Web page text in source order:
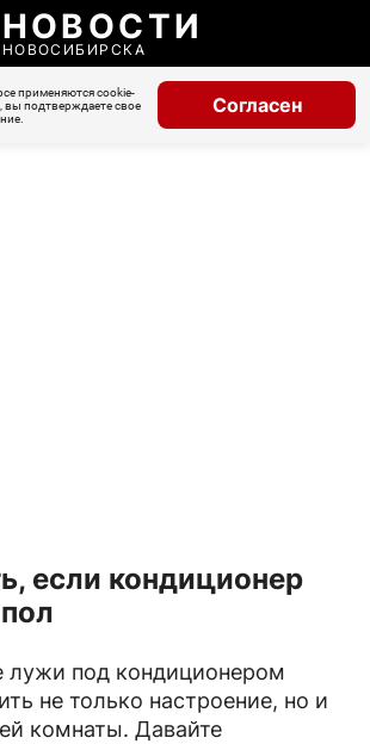
НОВОСТИ
НОВОСИБИРСКА
применяются cookie-
вы подтверждаете свое
Согласен
если кондиционер
под кондиционером
не только настроение, но и
комнаты. Давайте